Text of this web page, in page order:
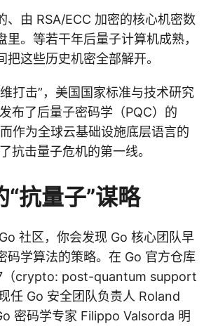
、由 RSA/ECC 加密的核心机密数
里。等若干年后量子计算机成熟，
把这些历史机密全部解开。
打击”，美国国家标准与技术研究
布了后量子密码学（PQC）的
作为全球云基础设施底层语言的
抗击量子危机的第一线。
“抗量子”谋略
社区，你会发现 Go 核心团队早
码学算法的策略。在 Go 官方仓库
（crypto: post-quantum support
任 Go 安全团队负责人 Roland
密码学专家 Filippo Valsorda 明